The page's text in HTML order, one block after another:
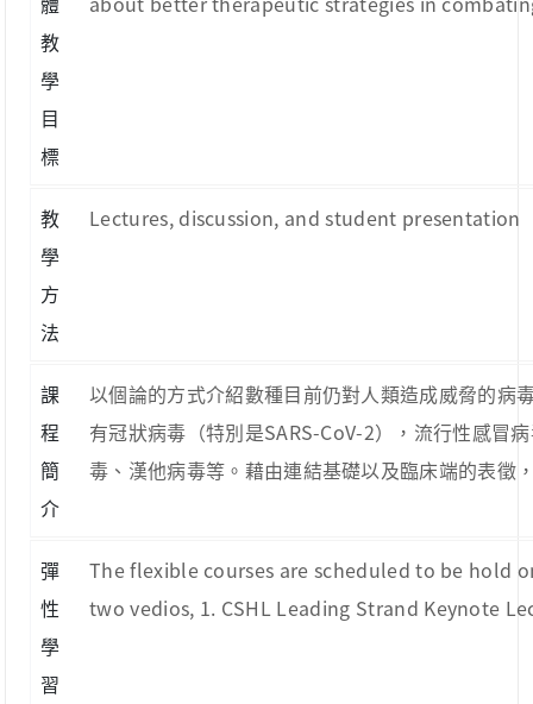
教
學
目
標
教
學
方
法
Lectures, discussion, and student presentation
課
程
簡
介
以個論的方式介紹數種目前仍對人類造成威脅的病
有冠狀病毒（特別是SARS-CoV-2），流行性感冒
毒、漢他病毒等。藉由連結基礎以及臨床端的表徵
彈
性
學
習
The flexible courses are scheduled to be hold
two vedios, 1. CSHL Leading Strand Keynote